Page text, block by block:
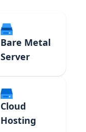
Bare Metal
Server
Cloud
Hosting